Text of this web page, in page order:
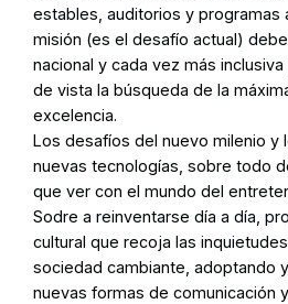
estables, auditorios y programas
misión (es el desafío actual)
nacional y cada vez más
de vista la búsqueda de la
excelencia.
Los desafíos del nuevo milenio y
nuevas tecnologías, sobre todo
que ver con el mundo del
Sodre a reinventarse día a día,
cultural que recoja las
sociedad cambiante, adoptando
nuevas formas de comunicación